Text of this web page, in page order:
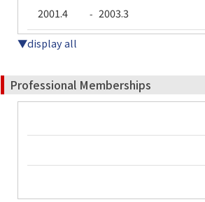
2001.4 - 2003.3
▼display all
Professional Memberships